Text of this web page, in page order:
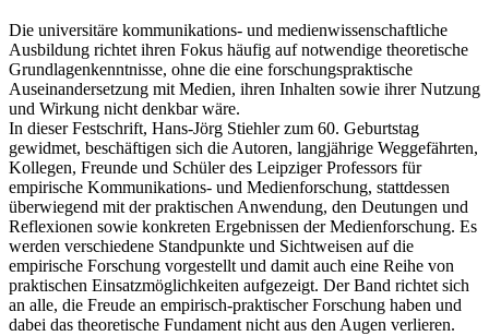
Die universitäre kommunikations- und medienwissenschaftliche
Ausbildung richtet ihren Fokus häufig auf notwendige theoretische
Grundlagenkenntnisse, ohne die eine forschungspraktische
Auseinandersetzung mit Medien, ihren Inhalten sowie ihrer Nutzung
und Wirkung nicht denkbar wäre.
In dieser Festschrift, Hans-Jörg Stiehler zum 60. Geburtstag
gewidmet, beschäftigen sich die Autoren, langjährige Weggefährten,
Kollegen, Freunde und Schüler des Leipziger Professors für
empirische Kommunikations- und Medienforschung, stattdessen
überwiegend mit der praktischen Anwendung, den Deutungen und
Reflexionen sowie konkreten Ergebnissen der Medienforschung. Es
werden verschiedene Standpunkte und Sichtweisen auf die
empirische Forschung vorgestellt und damit auch eine Reihe von
praktischen Einsatzmöglichkeiten aufgezeigt. Der Band richtet sich
an alle, die Freude an empirisch-praktischer Forschung haben und
dabei das theoretische Fundament nicht aus den Augen verlieren.